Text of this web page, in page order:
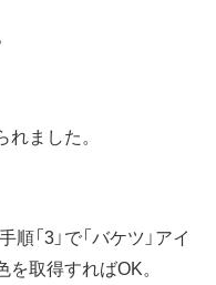
れました。
「3」で「バケツ」アイ
を取得すればOK。